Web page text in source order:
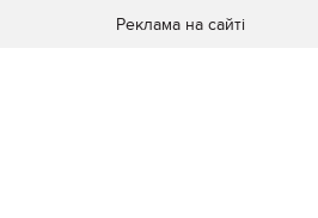
Реклама на сайті